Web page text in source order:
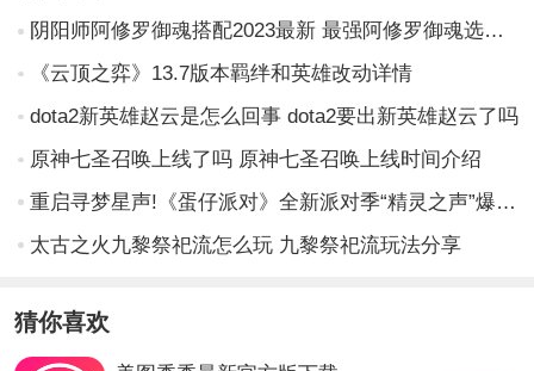
阴阳师阿修罗御魂搭配2023最新 最强阿修罗御魂选择推荐
《云顶之弈》13.7版本羁绊和英雄改动详情
dota2新英雄赵云是怎么回事 dota2要出新英雄赵云了吗
原神七圣召唤上线了吗 原神七圣召唤上线时间介绍
重启寻梦星声!《蛋仔派对》全新派对季“精灵之声”爆料!
太古之火九黎祭祀流怎么玩 九黎祭祀流玩法分享
猜你喜欢